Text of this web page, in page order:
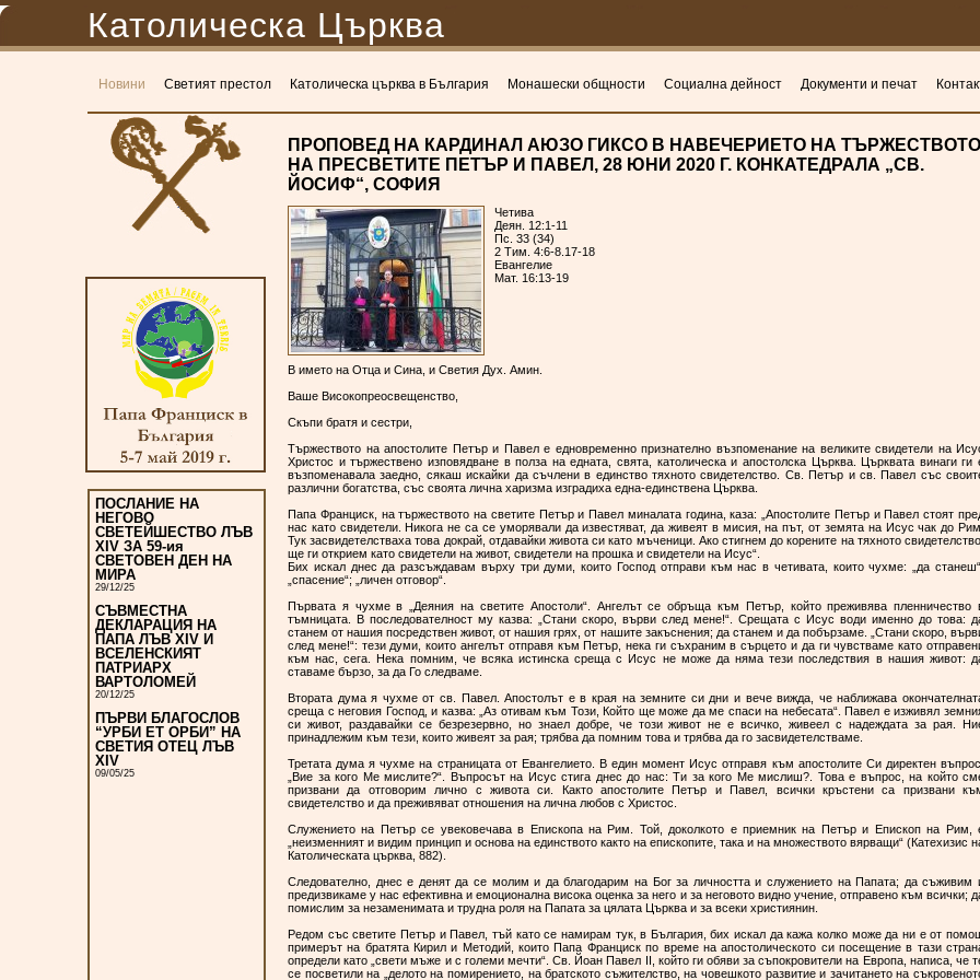
Католическа Църква
Новини Светият престол Католическа църква в България Монашески общности Социална дейност Документи и печат
ПОСЛАНИЕ НА
НЕГОВО
СВЕТЕЙШЕСТВО ЛЪВ
XIV ЗА 59-ия
СВЕТОВЕН ДЕН НА
МИРА
29/12/25
СЪВМЕСТНА
ДЕКЛАРАЦИЯ НА
ПАПА ЛЪВ XIV И
ВСЕЛЕНСКИЯТ
ПАТРИАРХ
ВАРТОЛОМЕЙ
20/12/25
ПЪРВИ БЛАГОСЛОВ
“УРБИ ЕТ ОРБИ” НА
СВЕТИЯ ОТЕЦ ЛЪВ
XIV
09/05/25
ПРОПОВЕД НА КАРДИНАЛ АЮЗО ГИКСО В НАВЕЧЕРИЕТО НА ТЪРЖЕСТВОТО
НА ПРЕСВЕТИТЕ ПЕТЪР И ПАВЕЛ, 28 ЮНИ 2020 Г. КОНКАТЕДРАЛА „СВ.
ЙОСИФ“, СОФИЯ
Четива
Деян. 12:1-11
Пс. 33 (34)
2 Тим. 4:6-8.17-18
Евангелие
Мат. 16:13-19
В името на Отца и Сина, и Светия Дух. Амин.
Ваше Високопреосвещенство,
Скъпи братя и сестри,
Тържеството на апостолите Петър и Павел е едновременно признателно възпоменание на великите свидетели на
Христос и тържествено изповядване в полза на едната, свята, католическа и апостолска Църква. Църквата винаги ги
възпоменавала заедно, сякаш искайки да съчлени в единство тяхното свидетелство. Св. Петър и св. Павел със
различни богатства, със своята лична харизма изградиха една-единствена Църква.
Папа Франциск, на тържеството на светите Петър и Павел миналата година, каза: „Апостолите Петър и Павел стоят
нас като свидетели. Никога не са се уморявали да известяват, да живеят в мисия, на път, от земята на Исус чак до Рим.
Тук засвидетелстваха това докрай, отдавайки живота си като мъченици. Ако стигнем до корените на тяхното свидетелство,
ще ги открием като свидетели на живот, свидетели на прошка и свидетели на Исус“.
Бих искал днес да разсъждавам върху три думи, които Господ отправи към нас в четивата, които чухме: „да
„спасение“; „личен отговор“.
Първата я чухме в „Деяния на светите Апостоли“. Ангелът се обръща към Петър, който преживява пленничество
тъмницата. В последователност му казва: „Стани скоро, върви след мене!“. Срещата с Исус води именно до това:
станем от нашия посредствен живот, от нашия грях, от нашите закъснения; да станем и да побързаме. „Стани скоро,
след мене!“: тези думи, които ангелът отправя към Петър, нека ги съхраним в сърцето и да ги чувстваме като
към нас, сега. Нека помним, че всяка истинска среща с Исус не може да няма тези последствия в нашия живот:
ставаме бързо, за да Го следваме.
Втората дума я чухме от св. Павел. Апостолът е в края на земните си дни и вече вижда, че наближава
среща с неговия Господ, и казва: „Аз отивам към Този, Който ще може да ме спаси на небесата“. Павел е изживял
си живот, раздавайки се безрезервно, но знаел добре, че този живот не е всичко, живеел с надеждата за рая.
принадлежим към тези, които живеят за рая; трябва да помним това и трябва да го засвидетелстваме.
Третата дума я чухме на страницата от Евангелието. В един момент Исус отправя към апостолите Си директен
„Вие за кого Ме мислите?“. Въпросът на Исус стига днес до нас: Ти за кого Ме мислиш?. Това е въпрос, на който
призвани да отговорим лично с живота си. Както апостолите Петър и Павел, всички кръстени са призвани
свидетелство и да преживяват отношения на лична любов с Христос.
Служението на Петър се увековечава в Епископа на Рим. Той, доколкото е приемник на Петър и Епископ на Рим,
„неизменният и видим принцип и основа на единството както на епископите, така и на множеството вярващи“ (Катехизис
Католическата църква, 882).
Следователно, днес е денят да се молим и да благодарим на Бог за личността и служението на Папата; да съживим
предизвикаме у нас ефективна и емоционална висока оценка за него и за неговото видно учение, отправено към всички;
помислим за незаменимата и трудна роля на Папата за цялата Църква и за всеки християнин.
Редом със светите Петър и Павел, тъй като се намирам тук, в България, бих искал да кажа колко може да ни е от
примерът на братята Кирил и Методий, които Папа Франциск по време на апостолическото си посещение в тази
определи като „свети мъже и с големи мечти“. Св. Йоан Павел II, който ги обяви за съпокровители на Европа, написа, че
се посветили на „делото на помирението, на братското съжителство, на човешкото развитие и зачитането на